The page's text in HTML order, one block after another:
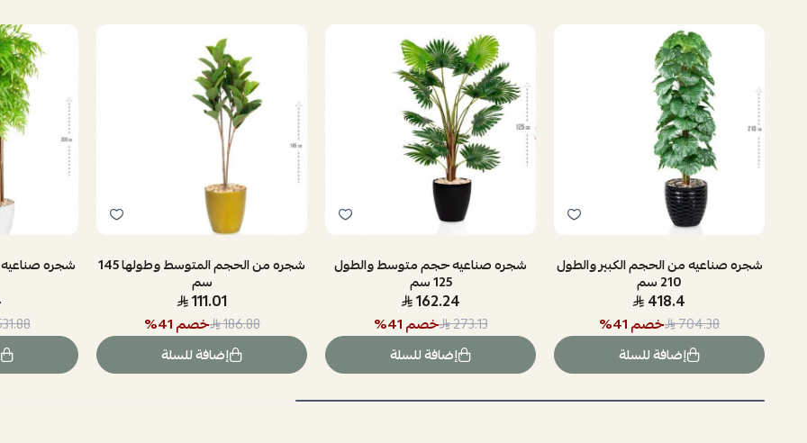
شجره صناعيه من الحجم الكبير والطول
210 سم
418.4
704.38 خصم41
%
إضافة للسلة
شجره صناعيه حجم متوسط والطول
125 سم
162.24
273.13 خصم41
%
إضافة للسلة
شجره من الحجم المتوسط وطولها 145
سم
111.01
186.88 خصم41
%
إضافة للسلة
شجره صناعيه